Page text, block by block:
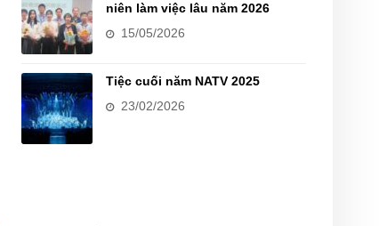
niên làm việc lâu năm 2026
15/05/2026
Tiệc cuối năm NATV 2025
23/02/2026